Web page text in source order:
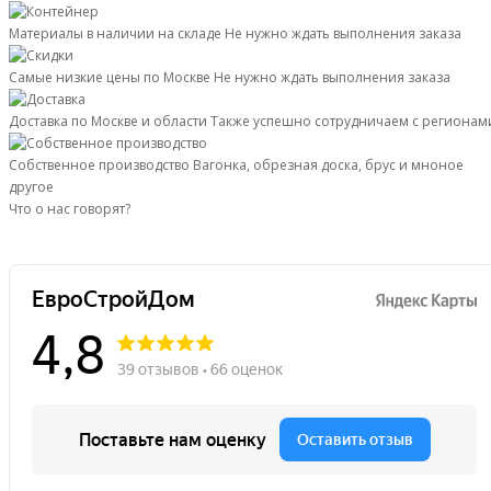
согласуйте время с менеджером.
Материалы в наличии на складе Не нужно ждать выполнения заказа
Самые низкие цены по Москве Не нужно ждать выполнения заказа
Доставка по Москве и области Также успешно сотрудничаем с
Собственное производство Вагонка, обрезная доска, брус и мноное
другое
Что о нас говорят?